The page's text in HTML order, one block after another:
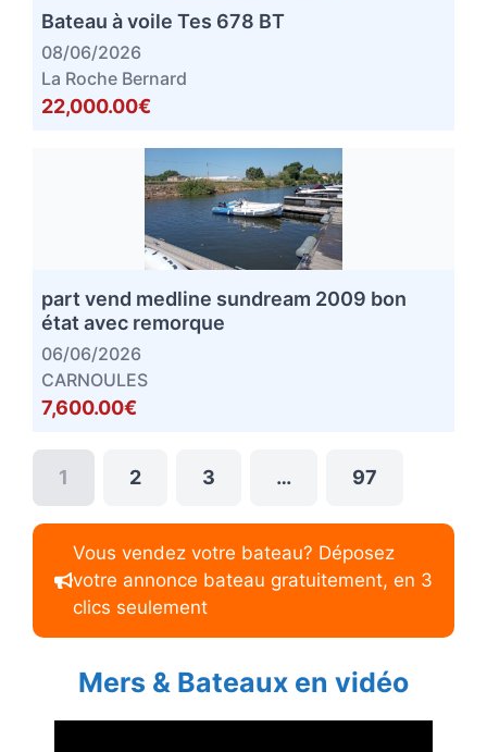
Bateau à voile Tes 678 BT
08/06/2026
La Roche Bernard
22,000.00€
part vend medline sundream 2009 bon
état avec remorque
06/06/2026
CARNOULES
7,600.00€
1 2 3 … 97
Vous vendez votre bateau? Déposez
votre annonce bateau gratuitement, en 3
clics seulement
Mers & Bateaux en vidéo